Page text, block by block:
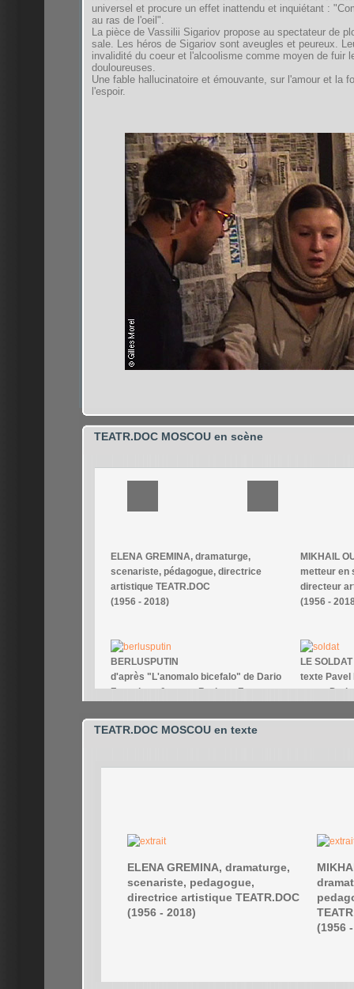
universel et procure un effet inattendu et inquiétant :
au ras de l'oeil".
La pièce de Vassilii Sigariov propose au spectateur de
sale. Les héros de Sigariov sont aveugles et peureux.
invalidité du coeur et l'alcoolisme comme moyen de fuir
douloureuses.
Une fable hallucinatoire et émouvante, sur l'amour et la
l'espoir.
TEATR.DOC MOSCOU en scène
TEATR.DOC MOSCOU en texte